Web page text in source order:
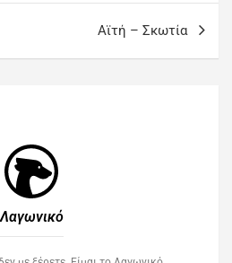
Aϊτή – Σκωτία
Λαγωνικό